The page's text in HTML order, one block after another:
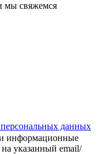
мы свяжемся
данных
и информационные
указанный email/